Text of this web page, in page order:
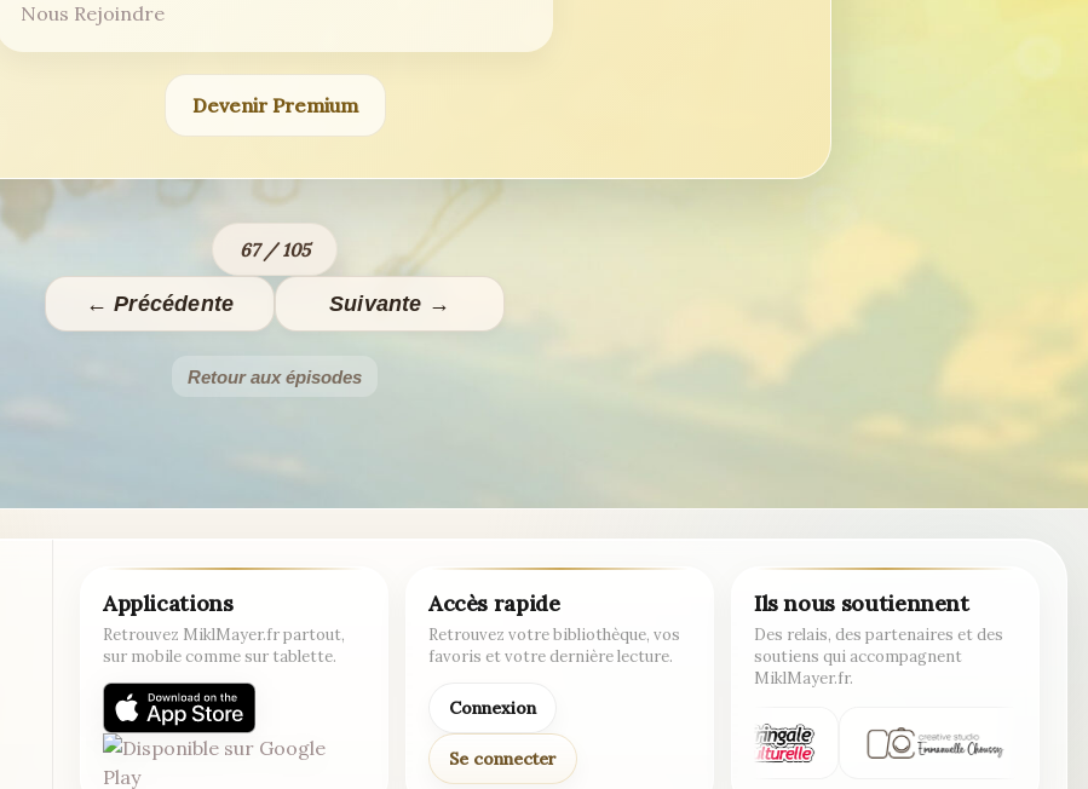
Nous Rejoindre
Devenir Premium
67 / 105
← Précédente Suivante →
Retour aux épisodes
Applications
Retrouvez MiklMayer.fr partout,
sur mobile comme sur tablette.
Accès rapide
Retrouvez votre bibliothèque, vos
favoris et votre dernière lecture.
Connexion
Se connecter
Ils nous soutiennent
Des relais, des partenaires et des
soutiens qui accompagnent
MiklMayer.fr.